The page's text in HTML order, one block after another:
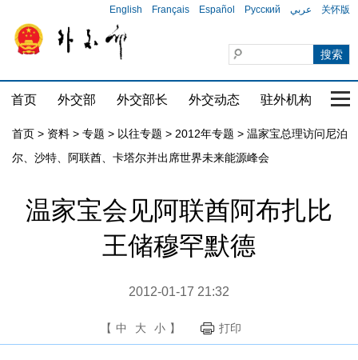
English Français Español Русский عربي 关怀版
首页 外交部 外交部长 外交动态 驻外机构 国
首页 > 资料 > 专题 > 以往专题 > 2012年专题 > 温家宝总理访问尼泊
尔、沙特、阿联酋、卡塔尔并出席世界未来能源峰会
温家宝会见阿联酋阿布扎比
王储穆罕默德
2012-01-17 21:32
【 中 大 小 】 打印